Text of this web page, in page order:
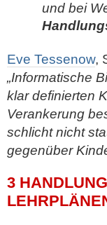
und bei
Eve Tessenow,
„Informatische
klar definierten
Verankerung
schlicht nicht
gegenüber
3